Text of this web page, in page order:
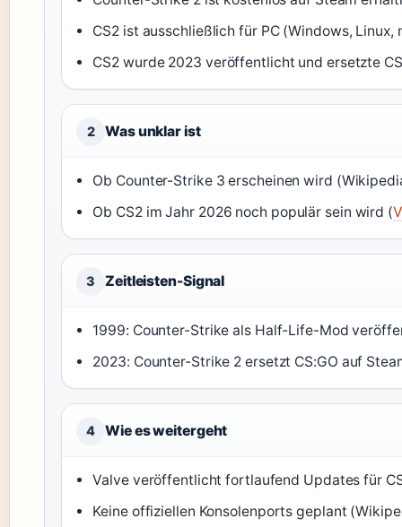
CS2 ist ausschließlich für PC (Windows,
CS2 wurde 2023 veröffentlicht und ersetzte
2 Was unklar ist
Ob Counter-Strike 3 erscheinen wird
Ob CS2 im Jahr 2026 noch populär sein wird (
3 Zeitleisten-Signal
1999: Counter-Strike als Half-Life-Mod
2023: Counter-Strike 2 ersetzt CS:GO auf
4 Wie es weitergeht
Valve veröffentlicht fortlaufend Updates für
Keine offiziellen Konsolenports geplant